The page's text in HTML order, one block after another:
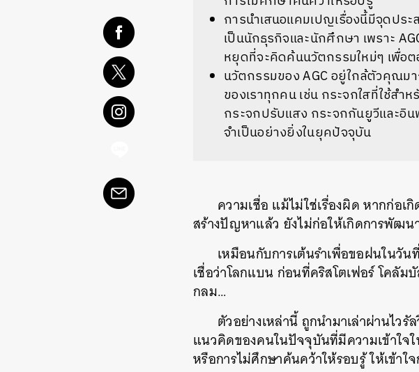
การนำเสนอแคมเปญเรื่องนี้มีจุดประ
เป็นนักธุรกิจและนักศึกษา เพราะ
หยุดที่จะคิดค้นนวัตกรรมใหม่ๆ เพื่อ
นวัตกรรมของ AGC อยู่ใกล้ตัวคุณม
ของเราทุกคน เช่น กระจกใสที่ใช้ส
กระจกปรับแสง กระจกกันยูวีและอิ
จำเป็นอย่างยิ่งในยุคปัจจุบัน
ความเชื่อ แม้ไม่ใช่เรื่องผิด หากก่อ
สร้างปัญหาแล้ว ยังไม่ก่อให้เกิดการพัฒน
เหมือนกับการเต้นรำเพื่อขอฝนในวั
เชื่อว่าโลกแบน ก่อนที่คริสโตเฟอร์ โคลั
กลม…
ตัวอย่างเหล่านี้ ถูกนำมาเล่าผ่านไว
แนวคิดของคนในปัจจุบันที่มีความเข้าใจ
หรือการไม่ศึกษาค้นคว้าให้รอบรู้ ให้เข้าใ